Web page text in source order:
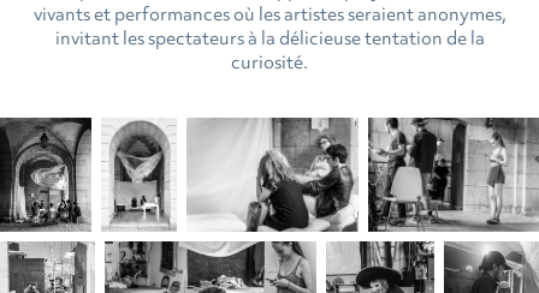
vivants et performances où les artistes seraient anonymes,
invitant les spectateurs à la délicieuse tentation de la
curiosité.